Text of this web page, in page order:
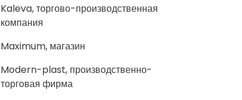
Kaleva, торгово-производственная
компания
Maximum, магазин
Modern-plast, производственно-
торговая фирма